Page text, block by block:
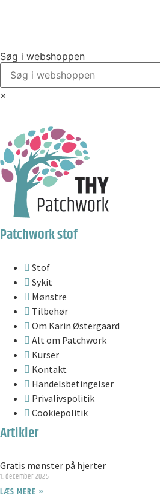
Søg i webshoppen
×
Patchwork stof
Stof
Sykit
Mønstre
Tilbehør
Om Karin Østergaard
Alt om Patchwork
Kurser
Kontakt
Handelsbetingelser
Privalivspolitik
Cookiepolitik
Artikler
Gratis mønster på hjerter
1. december 2025
LÆS MERE »